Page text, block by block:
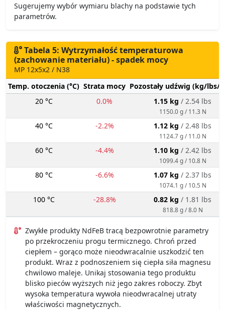
Sugerujemy wybór wymiaru blachy na podstawie tych
parametrów.
Tabela 5: Wytrzymałość temperaturowa
(zachowanie materiału) - spadek mocy
MP 12x5x2 / N38
Temp. otoczenia (°C) Strata mocy Pozostały udźwig (kg/lbs/
20 °C
0.0% 1.15 kg / 2.54 lbs
1150.0 g / 11.3 N
40 °C -2.2% 1.12 kg / 2.48 lbs
1124.7 g / 11.0 N
60 °C -4.4% 1.10 kg / 2.42 lbs
1099.4 g / 10.8 N
80 °C -6.6% 1.07 kg / 2.37 lbs
1074.1 g / 10.5 N
100 °C -28.8% 0.82 kg / 1.81 lbs
818.8 g / 8.0 N
Zwykłe produkty NdFeB tracą bezpowrotnie parametry
po przekroczeniu progu termicznego. Chroń przed
ciepłem – gorąco może nieodwracalnie uszkodzić ten
produkt. Wraz z podnoszeniem się ciepła siła magnesu
chwilowo maleje. Unikaj stosowania tego produktu
blisko pieców wyższych niż jego zakres roboczy. Zbyt
wysoka temperatura wywoła nieodwracalnej utraty
właściwości magnetycznych.